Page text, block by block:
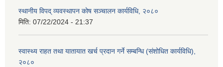
स्थानीय विपद् व्यवस्थापन कोष सञ्चालन कार्यविधि, २०८०
मिति: 07/22/2024 - 21:37
स्वास्थ्य राहत तथा यातायात खर्च प्रदान गर्ने सम्बन्धि (संशोधित कार्यविधि),
२०८०